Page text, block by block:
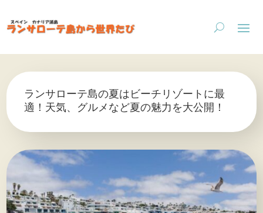
ランサローテ島の夏はビーチリゾートに最
適！天気、グルメなど夏の魅力を大公開！